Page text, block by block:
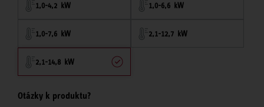
1,0-4,2 kW 1,0-6,6 kW
1,0-7,6 kW 2,1-12,7 kW
2,1-14,8 kW
Otázky k produktu?